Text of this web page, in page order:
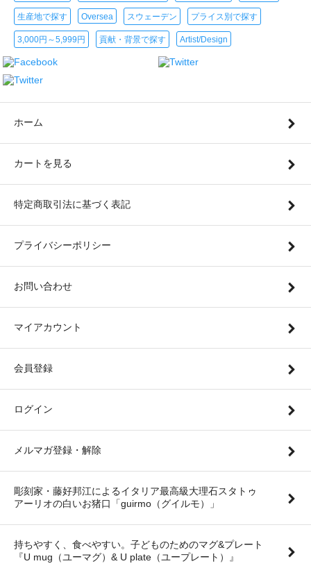
生産地で探す Oversea スウェーデン プライス別で探す
3,000円～5,999円 貢献・背景で探す Artist/Design
ホーム
カートを見る
特定商取引法に基づく表記
プライバシーポリシー
お問い合わせ
マイアカウント
会員登録
ログイン
メルマガ登録・解除
彫刻家・藤好邦江によるイタリア最高級大理石スタトゥ
アーリオの白いお猪口「guirmo（グイルモ）」
持ちやすく、食べやすい。子どものためのマグ&プレート
『U mug（ユーマグ）& U plate（ユープレート）』